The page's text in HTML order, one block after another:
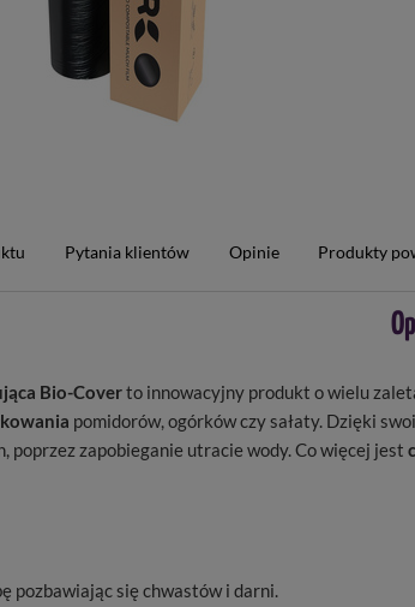
Pytania klientów Opinie Produkty
Bio-Coverto innowacyjny produkt o wielu
pomidorów, ogórków czy sałaty. Dzięki
poprzez zapobieganie utracie wody. Co więcej jest
pozbawiając się chwastów i darni.